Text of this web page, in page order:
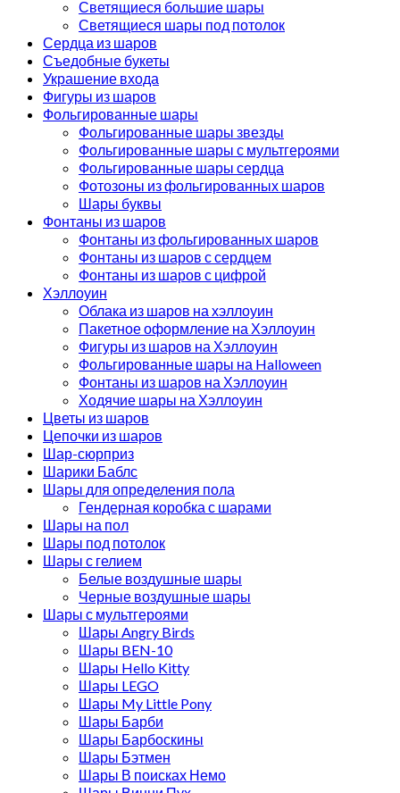
Светящиеся большие шары
Светящиеся шары под потолок
Сердца из шаров
Съедобные букеты
Украшение входа
Фигуры из шаров
Фольгированные шары
Фольгированные шары звезды
Фольгированные шары с мультгероями
Фольгированные шары сердца
Фотозоны из фольгированных шаров
Шары буквы
Фонтаны из шаров
Фонтаны из фольгированных шаров
Фонтаны из шаров с сердцем
Фонтаны из шаров с цифрой
Хэллоуин
Облака из шаров на хэллоуин
Пакетное оформление на Хэллоуин
Фигуры из шаров на Хэллоуин
Фольгированные шары на Halloween
Фонтаны из шаров на Хэллоуин
Ходячие шары на Хэллоуин
Цветы из шаров
Цепочки из шаров
Шар-сюрприз
Шарики Баблс
Шары для определения пола
Гендерная коробка с шарами
Шары на пол
Шары под потолок
Шары с гелием
Белые воздушные шары
Черные воздушные шары
Шары с мультгероями
Шары Angry Birds
Шары BEN-10
Шары Hello Kitty
Шары LEGO
Шары My Little Pony
Шары Барби
Шары Барбоскины
Шары Бэтмен
Шары В поисках Немо